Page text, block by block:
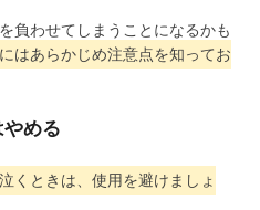
負わせてしまうことになるかも
はあらかじめ注意点を知ってお
める
くときは、使用を避けましょ